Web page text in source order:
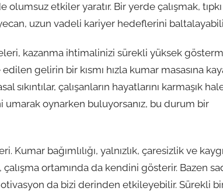
etkiler yaratır. Bir yerde çalışmak,
uzun vadeli kariyer hedeflerini
kazanma ihtimalinizi sürekli yüksek
gelirin bir kısmı hızla kumar masasına
çalışanların hayatlarını karmaşık
oynarken buluyorsanız, bu durum bir
bağımlılığı, yalnızlık, çaresizlik ve
ortamında da kendini gösterir. Bazen
da bizi derinden etkileyebilir. Sürekli